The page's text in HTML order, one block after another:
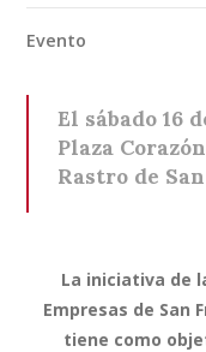
Evento
El sábado 16
Plaza
Rastro de
La iniciativa de
Empresas de San
tiene como